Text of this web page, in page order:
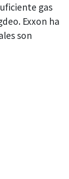
gas
Exxon ha
son